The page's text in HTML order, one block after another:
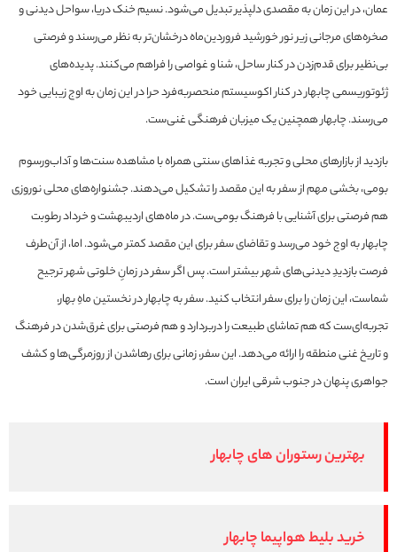
عمان، در این زمان به مقصدی دلپذیر تبدیل می‌شود. نسیم خنک دریا، سواحل دیدنی و
صخره‌های مرجانی زیر نور خورشید فروردین‌ماه درخشان‌تر به نظر می‌رسند و فرصتی
بی‌نظیر برای قدم‌زدن در کنار ساحل، شنا و غواصی را فراهم می‌کنند. پدیده‌های
ژئوتوریسمی چابهار در کنار اکوسیستم منحصربه‌فرد حرا در این زمان به اوج زیبایی خود
می‌رسند. چابهار همچنین یک میزبان فرهنگی غنی‌ست.
بازدید از بازارهای محلی و تجربه غذاهای سنتی همراه با مشاهده سنت‌ها و آداب‌ورسوم
بومی، بخشی مهم از سفر به این مقصد را تشکیل می‌دهند. جشنواره‌های محلی نوروزی
هم فرصتی برای آشنایی با فرهنگ بومی‌ست. در ماه‌های اردیبهشت و خرداد رطوبت
چابهار به اوج خود می‌رسد و تقاضای سفر برای این مقصد کمتر می‌شود. اما، از آن‌طرف
فرصت بازدیدِ دیدنی‌های شهر بیشتر است. پس اگر سفر در زمانِ خلوتی شهر ترجیح
شماست، این زمان را برای سفر انتخاب کنید. سفر به چابهار در نخستین ماهِ بهار،
تجربه‌ای‌ست که هم تماشای طبیعت را دربردارد و هم فرصتی برای غرق‌شدن در فرهنگ
و تاریخ غنی منطقه را ارائه می‌دهد. این سفر، زمانی برای رهاشدن از روزمرگی‌ها و کشف
جواهری پنهان در جنوب شرقی ایران است.
بهترین رستوران های چابهار
خرید بلیط هواپیما چابهار